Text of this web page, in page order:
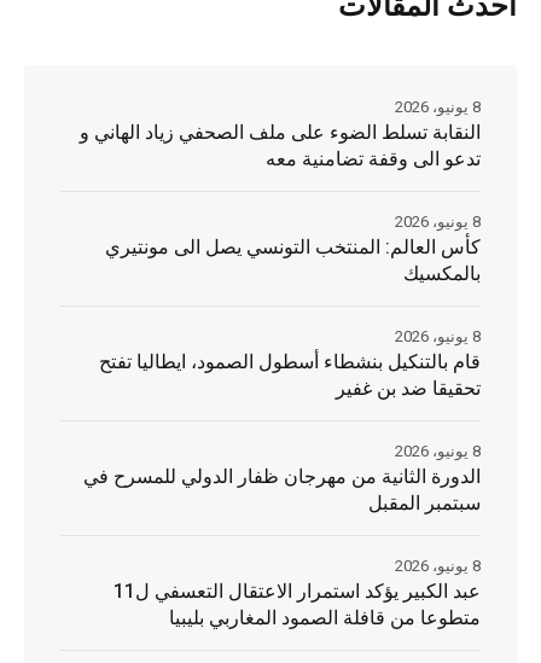
النقابة تسلط الضوء على ملف الصحفي زياد الهاني و
تدعو الى وقفة تضامنية معه
8 يونيو، 2026
كأس العالم: المنتخب التونسي يصل الى مونتيري
بالمكسيك
8 يونيو، 2026
قام بالتنكيل بنشطاء أسطول الصمود، ايطاليا تفتح
تحقيقا ضد بن غفير
8 يونيو، 2026
الدورة الثانية من مهرجان ظفار الدولي للمسرح في
سبتمبر المقبل
8 يونيو، 2026
عبد الكبير يؤكد استمرار الاعتقال التعسفي ل11
متطوعا من قافلة الصمود المغاربي بليبيا
8 يونيو، 2026